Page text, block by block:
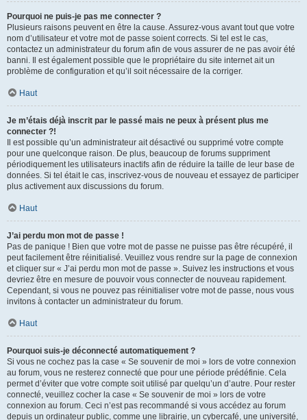
Pourquoi ne puis-je pas me connecter ?
Plusieurs raisons peuvent en être la cause. Assurez-vous avant tout que votre
nom d’utilisateur et votre mot de passe soient corrects. Si tel est le cas,
contactez un administrateur du forum afin de vous assurer de ne pas avoir été
banni. Il est également possible que le propriétaire du site internet ait un
problème de configuration et qu’il soit nécessaire de la corriger.
Haut
Je m’étais déjà inscrit par le passé mais ne peux à présent plus me
connecter ?!
Il est possible qu’un administrateur ait désactivé ou supprimé votre compte
pour une quelconque raison. De plus, beaucoup de forums suppriment
périodiquement les utilisateurs inactifs afin de réduire la taille de leur base de
données. Si tel était le cas, inscrivez-vous de nouveau et essayez de participer
plus activement aux discussions du forum.
Haut
J’ai perdu mon mot de passe !
Pas de panique ! Bien que votre mot de passe ne puisse pas être récupéré, il
peut facilement être réinitialisé. Veuillez vous rendre sur la page de connexion
et cliquer sur « J’ai perdu mon mot de passe ». Suivez les instructions et vous
devriez être en mesure de pouvoir vous connecter de nouveau rapidement.
Cependant, si vous ne pouvez pas réinitialiser votre mot de passe, nous vous
invitons à contacter un administrateur du forum.
Haut
Pourquoi suis-je déconnecté automatiquement ?
Si vous ne cochez pas la case « Se souvenir de moi » lors de votre connexion
au forum, vous ne resterez connecté que pour une période prédéfinie. Cela
permet d’éviter que votre compte soit utilisé par quelqu’un d’autre. Pour rester
connecté, veuillez cocher la case « Se souvenir de moi » lors de votre
connexion au forum. Ceci n’est pas recommandé si vous accédez au forum
depuis un ordinateur public, comme une librairie, un cybercafé, une université,